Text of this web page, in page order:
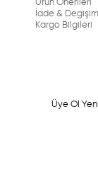
Ürün Önerileri
İade & Degişim
Kargo Bilgileri
Üye Ol